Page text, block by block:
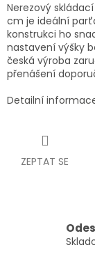
Nerezový
cm je ideální
konstrukci ho
nastavení výšky
česká výroba
přenášení
Detailní
ZEPTAT SE